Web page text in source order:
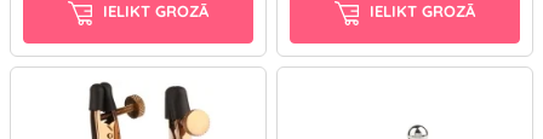
IELIKT GROZĀ IELIKT GROZĀ